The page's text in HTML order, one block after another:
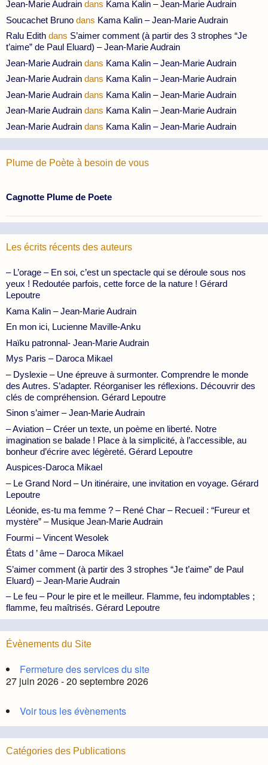
Jean-Marie Audrain dans Kama Kalin – Jean-Marie Audrain
Soucachet Bruno dans Kama Kalin – Jean-Marie Audrain
Ralu Edith dans S’aimer comment (à partir des 3 strophes “Je
t’aime” de Paul Eluard) – Jean-Marie Audrain
Jean-Marie Audrain dans Kama Kalin – Jean-Marie Audrain
Jean-Marie Audrain dans Kama Kalin – Jean-Marie Audrain
Jean-Marie Audrain dans Kama Kalin – Jean-Marie Audrain
Jean-Marie Audrain dans Kama Kalin – Jean-Marie Audrain
Jean-Marie Audrain dans Kama Kalin – Jean-Marie Audrain
Plume de Poète à besoin de vous
Cagnotte Plume de Poete
Les écrits récents des auteurs
– L’orage – En soi, c’est un spectacle qui se déroule sous nos
yeux ! Redoutée parfois, cette force de la nature ! Gérard
Lepoutre
Kama Kalin – Jean-Marie Audrain
En mon ici, Lucienne Maville-Anku
Haïku patronnal- Jean-Marie Audrain
Mys Paris – Daroca Mikael
– Dyslexie – Une épreuve à surmonter. Comprendre le monde
des Autres. S’adapter. Réorganiser les réflexions. Découvrir des
clés de compréhension. Gérard Lepoutre
Sinon s’aimer – Jean-Marie Audrain
– Aviation – Créer un texte, un poème en liberté. Notre
imagination se balade ! Place à la simplicité, à l’accessible, au
bonheur d’écrire avec légèreté. Gérard Lepoutre
Auspices-Daroca Mikael
– Le Grand Nord – Un itinéraire, une invitation en voyage. Gérard
Lepoutre
Léonide, es-tu ma femme ? – René Char – Recueil : “Fureur et
mystère” – Musique Jean-Marie Audrain
Fourmi – Vincent Wesolek
États d ’ âme – Daroca Mikael
S’aimer comment (à partir des 3 strophes “Je t’aime” de Paul
Eluard) – Jean-Marie Audrain
– Le feu – Pour le pire et le meilleur. Flamme, feu indomptables ;
flamme, feu maîtrisés. Gérard Lepoutre
Évènements du Site
Fermeture des services du site
27 juin 2026 - 20 septembre 2026
Voir tous les évènements
Catégories des Publications